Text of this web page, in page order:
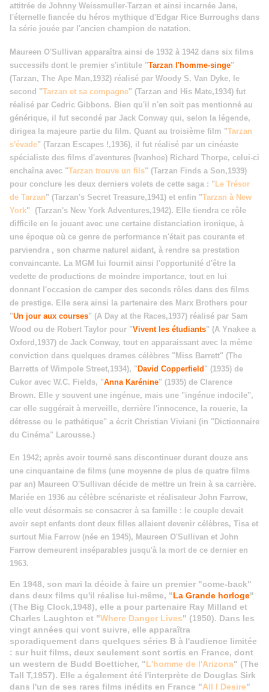
attitrée de Johnny Weissmuller-Tarzan et ainsi incarnée Jane,
l'éternelle fiancée du héros mythique d'Edgar Rice Burroughs dans
la série jouée par l'ancien champion de natation.
Maureen O'Sullivan apparaîtra ainsi de 1932 à 1942 dans six films
successifs dont le premier s'intitule "Tarzan l'homme-singe"
(Tarzan, The Ape Man,1932) réalisé par Woody S. Van Dyke, le
second "Tarzan et sa compagne" (Tarzan and His Mate,1934) fut
réalisé par Cedric Gibbons. Bien qu'il n'en soit pas mentionné au
générique, il fut secondé par Jack Conway qui, selon la légende,
dirigea la majeure partie du film. Quant au troisième film "Tarzan
s'évade" (Tarzan Escapes !,1936), il fut réalisé par un cinéaste
spécialiste des films d'aventures (Ivanhoe) Richard Thorpe, celui-ci
enchaîna avec "Tarzan trouve un fils" (Tarzan Finds a Son,1939)
pour conclure les deux derniers volets de cette saga : "Le Trésor
de Tarzan" (Tarzan's Secret Treasure,1941) et enfin "Tarzan à New
York" (Tarzan's New York Adventures,1942). Elle tiendra ce rôle
difficile en le jouant avec une certaine distanciation ironique, à
une époque où ce genre de performance n'était pas courante et
parviendra , son charme naturel aidant, à rendre sa prestation
convaincante. La MGM lui fournit ainsi l'opportunité d'être la
vedette de productions de moindre importance, tout en lui
donnant l'occasion de camper des seconds rôles dans des films
de prestige. Elle sera ainsi la partenaire des Marx Brothers pour
"Un jour aux courses" (A Day at the Races,1937) réalisé par Sam
Wood ou de Robert Taylor pour "Vivent les étudiants" (A Ynakee a
Oxford,1937) de Jack Conway, tout en apparaissant avec la même
conviction dans quelques drames célèbres "Miss Barrett" (The
Barretts of Wimpole Street,1934), "David Copperfield" (1935) de
Cukor avec W.C. Fields, "Anna Karénine" (1935) de Clarence
Brown. Elle y souvent une ingénue, mais une "ingénue indocile",
car elle suggérait à merveille, derrière l'innocence, la rouerie, la
détresse ou le pathétique" a écrit Christian Viviani (in "Dictionnaire
du Cinéma" Larousse.)
En 1942; après avoir tourné sans discontinuer durant douze ans
une cinquantaine de films (une moyenne de plus de quatre films
par an) Maureen O'Sullivan décide de mettre un frein à sa carrière.
Mariée en 1936 au célèbre scénariste et réalisateur John Farrow,
elle veut désormais se consacrer à sa famille : le couple devait
avoir sept enfants dont deux filles allaient devenir célèbres, Tisa et
surtout Mia Farrow (née en 1945), Maureen O'Sullivan et John
Farrow demeurent inséparables jusqu'à la mort de ce dernier en
1963.
En 1948, son mari la décide à faire un premier "come-back"
dans deux films qu'il réalise lui-même, "La Grande horloge"
(The Big Clock,1948), elle a pour partenaire Ray Milland et
Charles Laughton et "Where Danger Lives" (1950). Dans les
vingt années qui vont suivre, elle apparaîtra
sporadiquement dans quelques séries B à l'audience limitée
: sur huit films, deux seulement sont sortis en France, dont
un western de Budd Boetticher, "L'homme de l'Arizona" (The
Tall T,1957). Elle a également été l'interprète de Douglas Sirk
dans l'un de ses rares films inédits en France "All I Desire"